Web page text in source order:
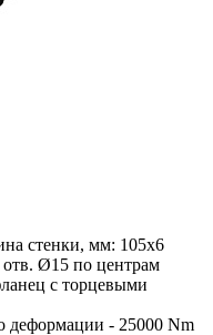
стенки, мм: 105х6
Ø15 по центрам
с торцевыми
- 25000 Nm